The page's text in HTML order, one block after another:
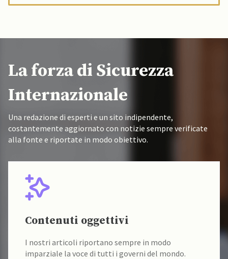
La forza di Sicurezza
Internazionale
Una redazione di esperti e un sito indipendente,
costantemente aggiornato con notizie sempre verificate
alla fonte e riportate in modo obiettivo.
Contenuti oggettivi
I nostri articoli riportano sempre in modo
imparziale la voce di tutti i governi del mondo.